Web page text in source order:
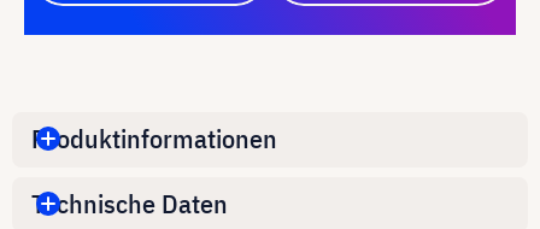
Produktinformationen
Technische Daten